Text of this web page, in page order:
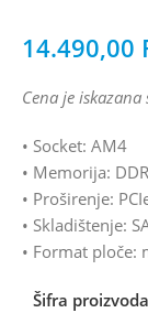
14.490,00
Cena je iskazana
• Socket: AM4
• Memorija:
• Proširenje:
• Skladištenje:
• Format ploče:
Šifra